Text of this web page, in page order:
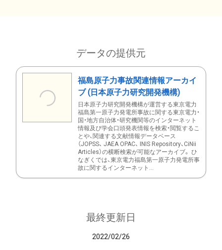
データの提供元
福島原子力事故関連情報アーカイ
ブ (日本原子力研究開発機構)
日本原子力研究開発機構が運営する東京電力
福島第一原子力発電所事故に関する東京電力・
国・地方自治体・研究機関等のインターネット
情報及び学会口頭発表情報を検索・閲覧するこ
とや、関連する文献情報データベース
（JOPSS、 JAEA OPAC、 INIS Repository、CiNii
Articles）の横断検索が可能なアーカイブ。 ひ
なぎくでは、東京電力福島第一原子力発電所事
故に関するインターネット...
最終更新日
2022/02/26